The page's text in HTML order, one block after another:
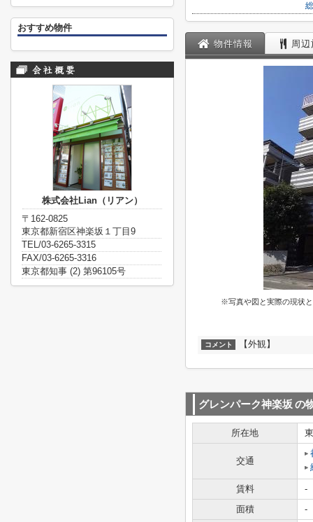
物件情報 周
※写真や図と実際の現状
コメント 【外観】
グレンパーク神楽坂 の
所在地
交通
賃料
-
面積
-
おすすめ物件
株式会社Lian（リアン）
〒162-0825
東京都新宿区神楽坂１丁目9
TEL/03-6265-3315
FAX/03-6265-3316
東京都知事 (2) 第96105号